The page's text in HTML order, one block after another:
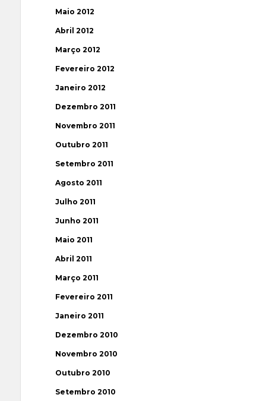
Maio 2012
Abril 2012
Março 2012
Fevereiro 2012
Janeiro 2012
Dezembro 2011
Novembro 2011
Outubro 2011
Setembro 2011
Agosto 2011
Julho 2011
Junho 2011
Maio 2011
Abril 2011
Março 2011
Fevereiro 2011
Janeiro 2011
Dezembro 2010
Novembro 2010
Outubro 2010
Setembro 2010